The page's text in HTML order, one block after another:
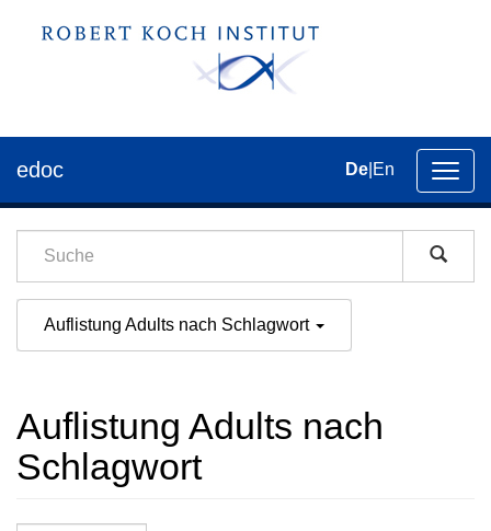
der
edoc De En
Auflistung Adults nach Schlagwort
Auflistung Adults nach
Schlagwort